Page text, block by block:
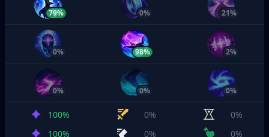
79% 0% 21%
0% 98% 2%
0% 0% 0%
100% 0%
0%
100%
0% 0%